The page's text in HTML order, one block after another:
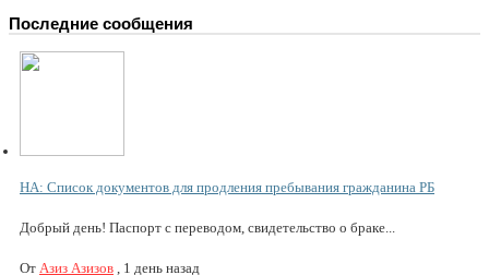
Последние сообщения
НА: Список документов для продления пребывания гражданина РБ
Добрый день! Паспорт с переводом, свидетельство о браке...
От Азиз Азизов , 1 день назад